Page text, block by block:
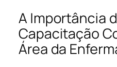
A Importância
Capacitação
Área da